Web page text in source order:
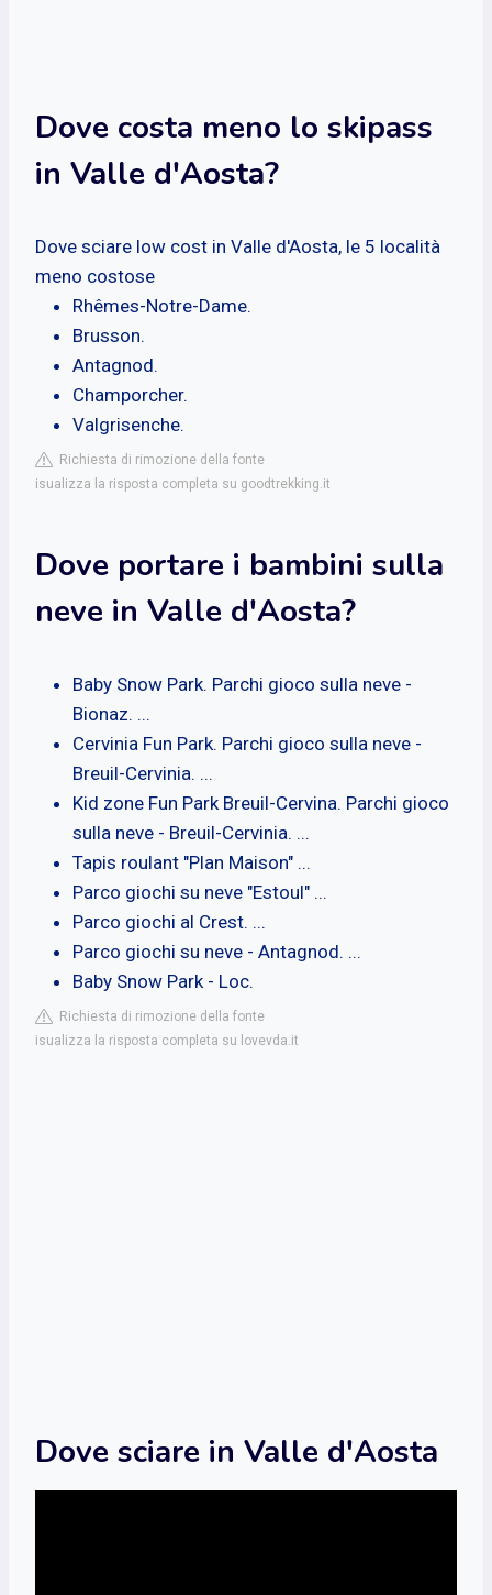
Dove costa meno lo skipass
in Valle d'Aosta?
Dove sciare low cost in Valle d'Aosta, le 5 località
meno costose
Rhêmes-Notre-Dame.
Brusson.
Antagnod.
Champorcher.
Valgrisenche.
Richiesta di rimozione della fonte
isualizza la risposta completa su goodtrekking.it
Dove portare i bambini sulla
neve in Valle d'Aosta?
Baby Snow Park. Parchi gioco sulla neve -
Bionaz. ...
Cervinia Fun Park. Parchi gioco sulla neve -
Breuil-Cervinia. ...
Kid zone Fun Park Breuil-Cervina. Parchi gioco
sulla neve - Breuil-Cervinia. ...
Tapis roulant "Plan Maison" ...
Parco giochi su neve "Estoul" ...
Parco giochi al Crest. ...
Parco giochi su neve - Antagnod. ...
Baby Snow Park - Loc.
Richiesta di rimozione della fonte
isualizza la risposta completa su lovevda.it
Dove sciare in Valle d'Aosta